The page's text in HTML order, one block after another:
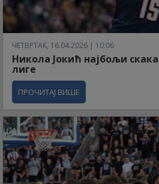
ЧЕТВРТАК, 16.04.2026 | 10:06
Никола Јокић најбољи
лиге
ПРОЧИТАЈ ВИШЕ